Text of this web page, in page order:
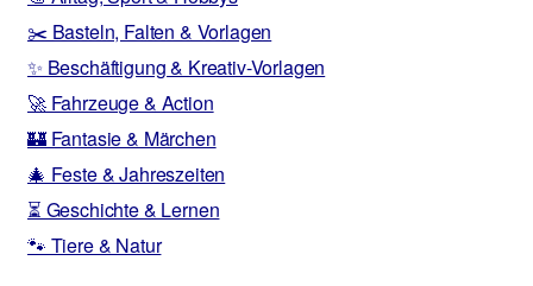
✂️ Basteln, Falten & Vorlagen
✨ Beschäftigung & Kreativ-Vorlagen
🚀 Fahrzeuge & Action
🏰 Fantasie & Märchen
🎄 Feste & Jahreszeiten
⏳ Geschichte & Lernen
🐾 Tiere & Natur